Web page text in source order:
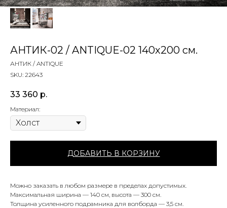
АНТИК-02 / ANTIQUE-02 140х200 см.
АНТИК / ANTIQUE
SKU: 22643
33 360 р.
Материал:
ДОБАВИТЬ В КОРЗИНУ
Можно заказать в любом размере в пределах допустимых.
Максимальная ширина — 140 см, высота — 300 см.
Толщина усиленного подрамника для волборда — 3,5 см.